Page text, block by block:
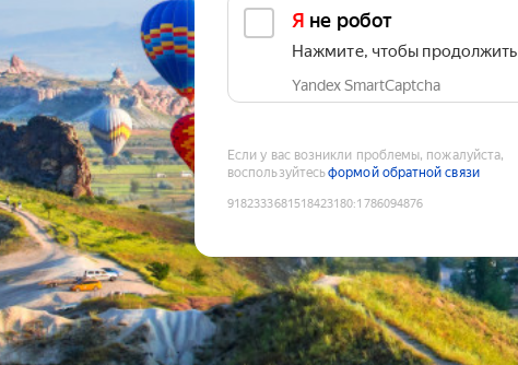
Я не робот
Нажмите, чтобы продолжить
Yandex SmartCaptcha
Если у вас возникли проблемы, пожалуйста,
воспользуйтесьформой обратной связи
9182333681518423180:1786094876